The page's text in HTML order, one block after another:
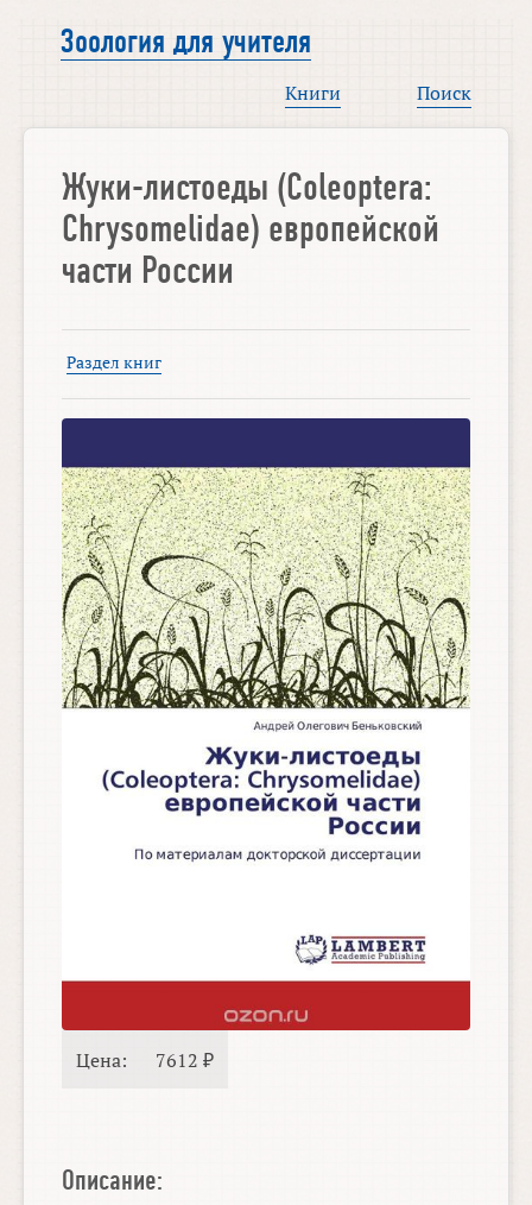
Зоология для учителя
Книги Поиск
Жуки-листоеды (Coleoptera:
Chrysomelidae) европейской
части России
Раздел книг
Цена: 7612 ₽
Описание: